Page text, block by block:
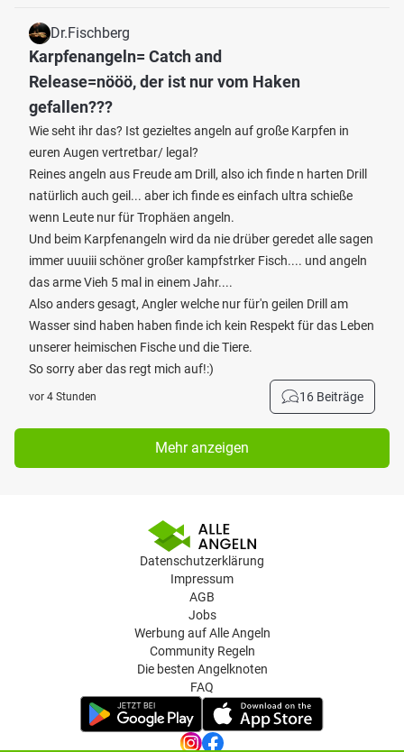
Dr.Fischberg
Karpfenangeln= Catch and
Release=nööö, der ist nur vom Haken
gefallen???
Wie seht ihr das? Ist gezieltes angeln auf große Karpfen in
euren Augen vertretbar/ legal?
Reines angeln aus Freude am Drill, also ich finde n harten Drill
natürlich auch geil... aber ich finde es einfach ultra schieße
wenn Leute nur für Trophäen angeln.
Und beim Karpfenangeln wird da nie drüber geredet alle sagen
immer uuuiii schöner großer kampfstrker Fisch.... und angeln
das arme Vieh 5 mal in einem Jahr....
Also anders gesagt, Angler welche nur für'n geilen Drill am
Wasser sind haben haben finde ich kein Respekt für das Leben
unserer heimischen Fische und die Tiere.
So sorry aber das regt mich auf!:)
vor 4 Stunden 16 Beiträge
Mehr anzeigen
Datenschutzerklärung
Impressum
AGB
Jobs
Werbung auf Alle Angeln
Community Regeln
Die besten Angelknoten
FAQ